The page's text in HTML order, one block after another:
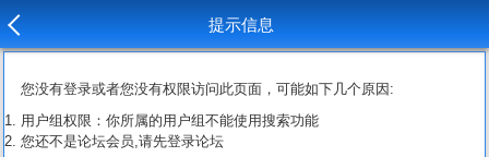
提示信息
您没有登录或者您没有权限访问此页面，可能如下几个原因:
用户组权限：你所属的用户组不能使用搜索功能
您还不是论坛会员,请先登录论坛